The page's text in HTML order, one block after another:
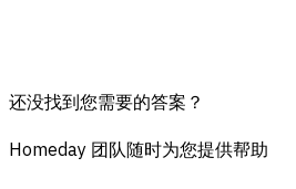
还没找到您需要的答案？
Homeday 团队随时为您提供帮助